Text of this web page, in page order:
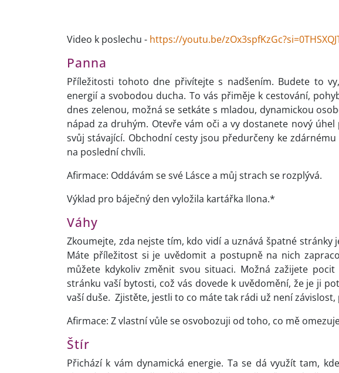
Video k poslechu - https://youtu.be/
Panna
Příležitosti tohoto dne přivítejte s nadšením. Budete to
energií a svobodou ducha. To vás přiměje k cestování,
dnes zelenou, možná se setkáte s mladou, dynamickou
nápad za druhým. Otevře vám oči a vy dostanete nový
svůj stávající. Obchodní cesty jsou předurčeny ke
na poslední chvíli.
Afirmace: Oddávám se své Lásce a můj strach se rozplývá.
Výklad pro báječný den vyložila kartářka Ilona.*
Váhy
Zkoumejte, zda nejste tím, kdo vidí a uznává špatné stránky
Máte příležitost si je uvědomit a postupně na nich
můžete kdykoliv změnit svou situaci. Možná zažijete
stránku vaší bytosti, což vás dovede k uvědomění, že je ji
vaší duše. Zjistěte, jestli to co máte tak rádi už není
Afirmace: Z vlastní vůle se osvobozuji od toho, co mě
Štír
Přichází k vám dynamická energie. Ta se dá využít tam,